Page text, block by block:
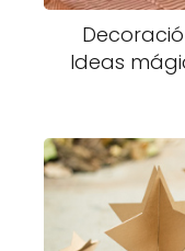
Ideas